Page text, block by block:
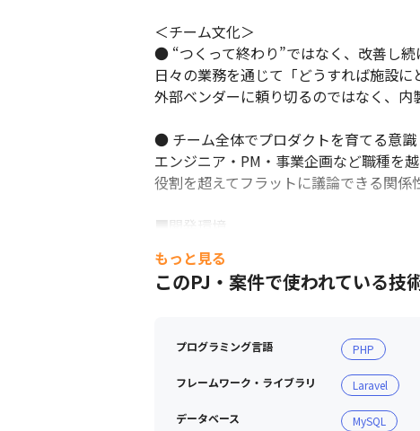
＜チーム文化＞
● “つくって終わり”ではなく、改善し続
日々の業務を通じて「どうすれば施設に
外部ベンダーに頼り切るのではなく、内
● チーム全体でプロダクトを育てる意識
エンジニア・PM・事業企画など職種を
役割を超えてフラットに議論できる関係
■開発環境
開発言語：PHP8
DB：Aurora MySQL
OS：Amazon Linux 2023
フレームワーク：Laravel, Livewire
監視：CloudWatch, Zabbix
タスク管理：Redmine, Backlog
コミュニケーションツール: Chatwork,
その他：EC2, ALB, NLB, AWS WAF,
もっと見る
このPJ・案件で使われている技
プログラミング言語 PHP
フレームワーク・ライブラリ Laravel
データベース MySQL